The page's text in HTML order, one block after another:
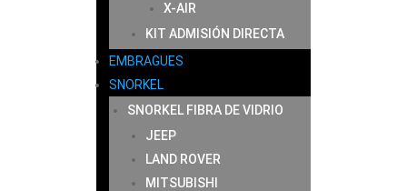
X-AIR
KIT ADMISIÓN DIRECTA
EMBRAGUES
SNORKEL
SNORKEL FIBRA DE VIDRIO
JEEP
LAND ROVER
MITSUBISHI